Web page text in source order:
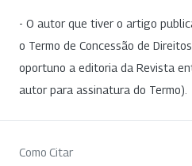
- O autor que tiver o artigo
o Termo de Concessão de
oportuno a editoria da Revista
autor para assinatura do Termo).
Como Citar